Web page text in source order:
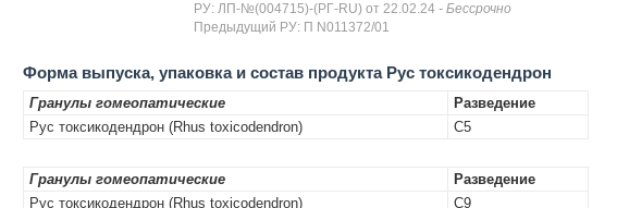
РУ: ЛП-№(004715)-(РГ-RU) от 22.02.24 - Бессрочно
Предыдущий РУ: П N011372/01
Форма выпуска, упаковка и состав продукта Рус токсикодендрон
Гранулы гомеопатические
Разведение
Рус токсикодендрон (Rhus toxicodendron)
C5
Гранулы гомеопатические
Разведение
Рус токсикодендрон (Rhus toxicodendron)
C9